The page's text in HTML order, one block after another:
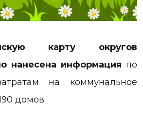
карту округов
нанесена информация по
на коммунальное
домов.